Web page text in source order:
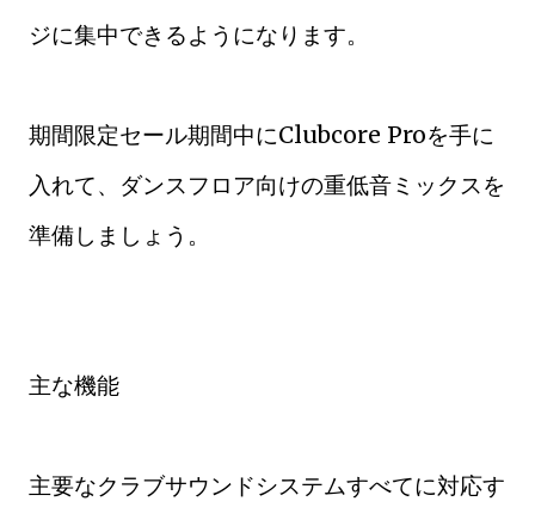
ジに集中できるようになります。
期間限定セール期間中にClubcore Proを手に
入れて、ダンスフロア向けの重低音ミックスを
準備しましょう。
主な機能
主要なクラブサウンドシステムすべてに対応す